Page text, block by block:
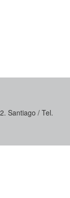
Santiago / Tel.